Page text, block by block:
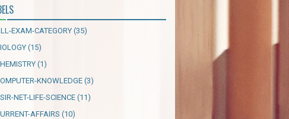
EXAM-CATEGORY(35)
(15)
(1)
KNOWLEDGE(3)
NET-LIFE-SCIENCE(11)
AFFAIRS (10)